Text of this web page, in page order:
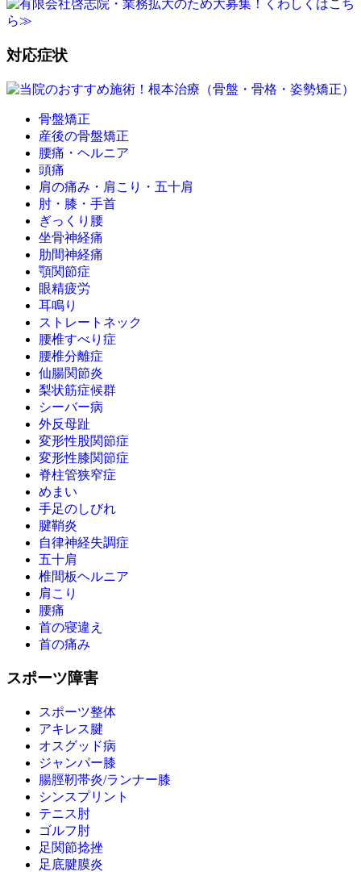
対応症状
骨盤矯正
産後の骨盤矯正
腰痛・ヘルニア
頭痛
肩の痛み・肩こり・五十肩
肘・膝・手首
ぎっくり腰
坐骨神経痛
肋間神経痛
顎関節症
眼精疲労
耳鳴り
ストレートネック
腰椎すべり症
腰椎分離症
仙腸関節炎
梨状筋症候群
シーバー病
外反母趾
変形性股関節症
変形性膝関節症
脊柱管狭窄症
めまい
手足のしびれ
腱鞘炎
自律神経失調症
五十肩
椎間板ヘルニア
肩こり
腰痛
首の寝違え
首の痛み
スポーツ障害
スポーツ整体
アキレス腱
オスグッド病
ジャンパー膝
腸脛靭帯炎/ランナー膝
シンスプリント
テニス肘
ゴルフ肘
足関節捻挫
足底腱膜炎